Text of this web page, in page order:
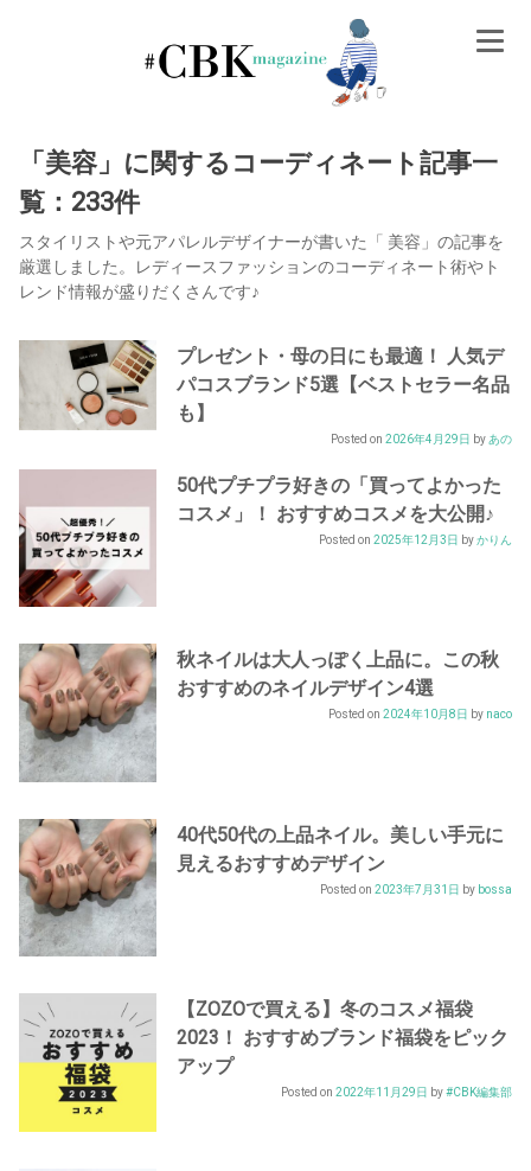
「美容」に関するコーディネート記事一
覧：233件
スタイリストや元アパレルデザイナーが書いた「 美容」の記事を
厳選しました。レディースファッションのコーディネート術やト
レンド情報が盛りだくさんです♪
プレゼント・母の日にも最適！ 人気デ
パコスブランド5選【ベストセラー名品
も】
Posted on 2026年4月29日 by あの
50代プチプラ好きの「買ってよかった
コスメ」！ おすすめコスメを大公開♪
Posted on 2025年12月3日 byかりん
秋ネイルは大人っぽく上品に。この秋
おすすめのネイルデザイン4選
Posted on 2024年10月8日 by naco
40代50代の上品ネイル。美しい手元に
見えるおすすめデザイン
Posted on 2023年7月31日 by bossa
【ZOZOで買える】冬のコスメ福袋
2023！ おすすめブランド福袋をピック
アップ
Posted on 2022年11月29日 by#CBK編集部